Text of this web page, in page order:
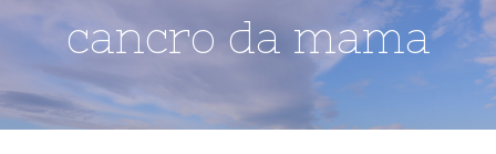
cancro da mama